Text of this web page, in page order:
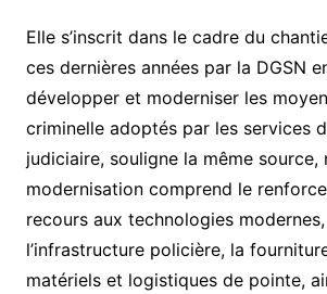
Elle s’inscrit dans le cadre du
ces dernières années par la DGSN
développer et moderniser les
criminelle adoptés par les services
judiciaire, souligne la même
modernisation comprend le
recours aux technologies modernes,
l’infrastructure policière, la
matériels et logistiques de pointe,